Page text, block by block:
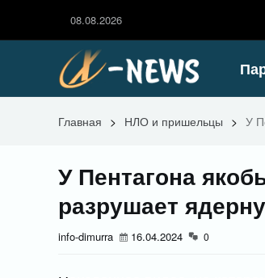
08.08.2026
Главная > НЛО и пришельцы > У
У Пентагона
разрушает
info-dimurra 16.04.2024 0